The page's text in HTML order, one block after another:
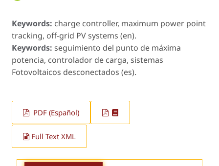
Keywords: charge controller, maximum power point
tracking, off-grid PV systems (en).
Keywords: seguimiento del punto de máxima
potencia, controlador de carga, sistemas
Fotovoltaicos desconectados (es).
PDF (Español)
Full Text XML